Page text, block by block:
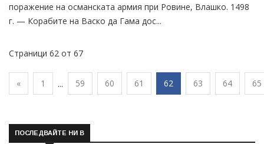
поражение на османската армия при Ровине, Влашко. 1498
г. — Корабите на Васко да Гама дос...
Страници 62 от 67
« 1 ... 59 60 61 62 63 64 65
ПОСЛЕДВАЙТЕ НИ В